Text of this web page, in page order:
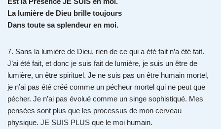
La lumière de Dieu brille toujours
Dans toute sa splendeur en moi.
7. Sans la lumière de Dieu, rien de ce qui a été fait n’a été fait.
J’ai été fait, et donc je suis fait de lumière, je suis un être de
lumière, un être spirituel. Je ne suis pas un être humain mortel,
je n’ai pas été créé comme un pécheur mortel qui ne peut que
pécher. Je n’ai pas évolué comme un singe sophistiqué. Mes
pensées sont plus que les processus de mon cerveau
physique. JE SUIS PLUS que le moi humain.